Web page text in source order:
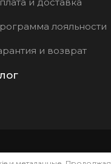
лояльности
и возврат